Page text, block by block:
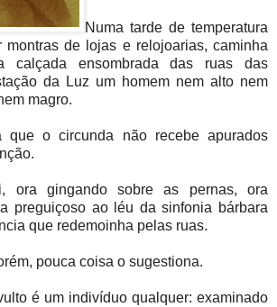
Numa tarde de temperatura
de lojas e relojoarias, caminha
calçada ensombrada das ruas das
da Luz um homem nem alto nem
magro.
que o circunda não recebe apurados
gingando sobre as pernas, ora
preguiçoso ao léu da sinfonia bárbara
que redemoinha pelas ruas.
pouca coisa o sugestiona.
é um indivíduo qualquer: examinado